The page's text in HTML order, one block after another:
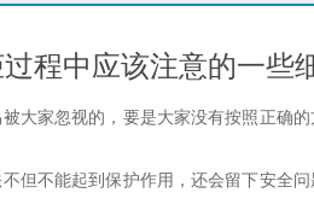
程中应该注意的一些
家忽视的，要是大家没有按照正确的
不能起到保护作用，还会留下安全问